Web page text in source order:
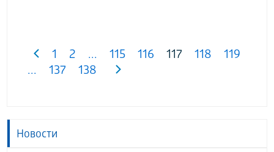
Новости
1 2 ... 115 116 117 118
119
...
137 138